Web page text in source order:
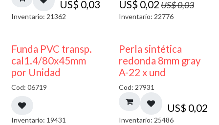
US$ 0,03
Inventario: 21362
US$ 0,02US$0,03
Inventario: 22776
Funda PVC transp.
cal1.4/80x45mm
por Unidad
Cod: 06719
Inventario: 19431
Perla sintética
redonda 8mm gray
A-22 x und
Cod: 27931
US$ 0,02
Inventario: 25486